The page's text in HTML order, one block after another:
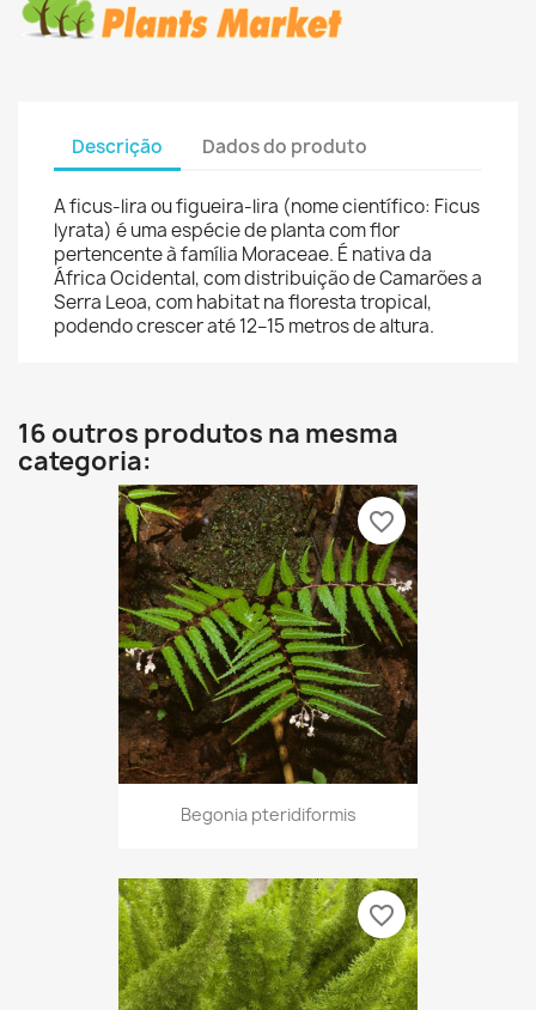
Descrição Dados do produto
A ficus-lira ou figueira-lira (nome científico: Ficus
lyrata) é uma espécie de planta com flor
pertencente à família Moraceae. É nativa da
África Ocidental, com distribuição de Camarões a
Serra Leoa, com habitat na floresta tropical,
podendo crescer até 12–15 metros de altura.
16 outros produtos na mesma
categoria:
Begonia pteridiformis
favorite_border
favorite_border